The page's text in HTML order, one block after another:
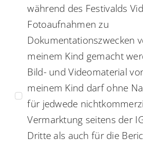
während des Festivalds
Fotoaufnahmen zu
Dokumentationszwecken
meinem Kind gemacht
Bild- und Videomaterial
meinem Kind darf ohne
für jedwede
Vermarktung seitens der
Dritte als auch für die